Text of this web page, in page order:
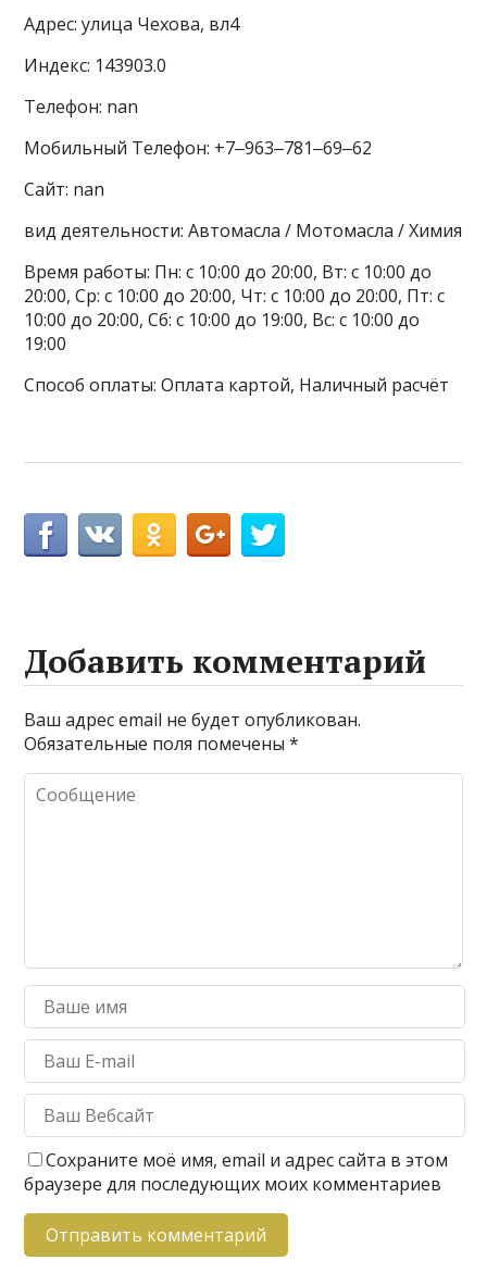
Адрес: улица Чехова, вл4
Индекс: 143903.0
Телефон: nan
Мобильный Телефон: +7‒963‒781‒69‒62
Сайт: nan
вид деятельности: Автомасла / Мотомасла / Химия
Время работы: Пн: с 10:00 до 20:00, Вт: с 10:00 до
20:00, Ср: с 10:00 до 20:00, Чт: с 10:00 до 20:00, Пт: с
10:00 до 20:00, Сб: с 10:00 до 19:00, Вс: с 10:00 до
19:00
Способ оплаты: Оплата картой, Наличный расчёт
Добавить комментарий
Ваш адрес email не будет опубликован.
Обязательные поля помечены*
Сохраните моё имя, email и адрес сайта в этом
браузере для последующих моих комментариев